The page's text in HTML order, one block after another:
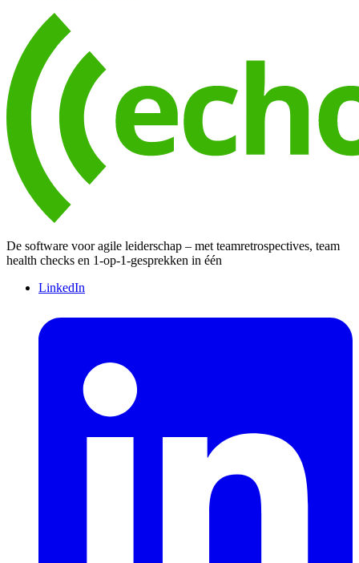
De software voor agile leiderschap – met teamretrospectives, team
health checks en 1-op-1-gesprekken in één
LinkedIn